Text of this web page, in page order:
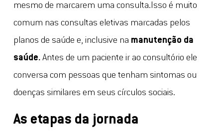
mesmo de marcarem uma consulta.Isso é muito
comum nas consultas eletivas marcadas pelos
planos de saúde e, inclusive na manutenção da
saúde.Antes de um paciente ir ao consultório ele
conversa com pessoas que tenham sintomas ou
doenças similares em seus círculos sociais.
As etapas da jornada